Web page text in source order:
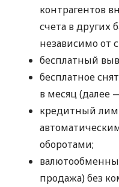
контрагентов
счета в других
независимо от
бесплатный
бесплатное
в месяц (далее
кредитный
оборотами;
продажа) без